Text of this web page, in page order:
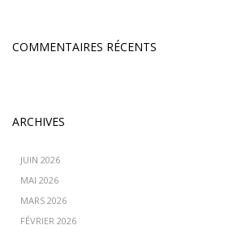
COMMENTAIRES RÉCENTS
ARCHIVES
JUIN 2026
MAI 2026
MARS 2026
FÉVRIER 2026